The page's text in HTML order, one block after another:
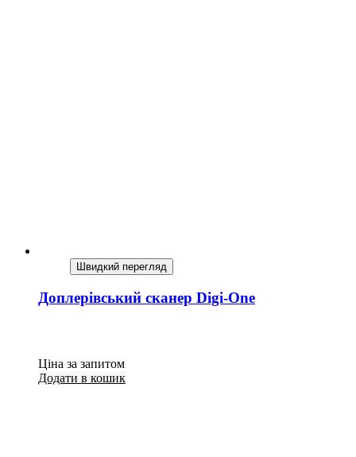
Швидкий перегляд
Доплерівський сканер Digi-One
Ціна за запитом
Додати в кошик